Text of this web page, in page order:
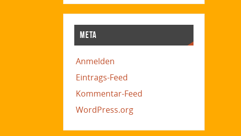
META
Anmelden
Eintrags-Feed
Kommentar-Feed
WordPress.org